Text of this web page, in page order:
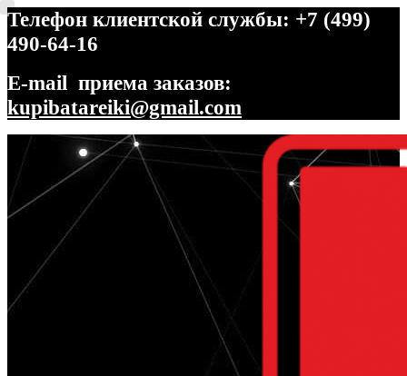
Телефон клиентской службы: +7 (499)
490-64-16
E-mail приема заказов:
kupibatareiki@gmail.com
Перейти
навигации
Перейти
содержимому